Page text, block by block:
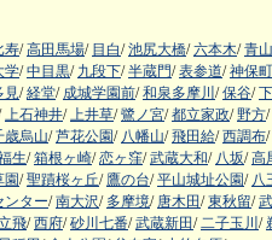
寿/ 高田馬場/ 目白/ 池尻大橋/ 六本木/ 青
学/ 中目黒/ 九段下/ 半蔵門/ 表参道/ 神保町
見/ 経堂/ 成城学園前/ 和泉多摩川 / 保谷/
上石神井/ 上井草/ 鷺ノ宮/ 都立家政/ 野方/
歳烏山/ 芦花公園/ 八幡山/ 飛田給/ 西調布/
生/ 箱根ヶ崎/ 恋ヶ窪/ 武蔵大和/ 八坂/ 高
園/ 聖蹟桜ヶ丘/ 鷹の台/ 平山城址公園/ 八
ンター/ 南大沢/ 多摩境/ 唐木田/ 東秋留/
飛/ 西府/ 砂川七番/ 武蔵新田/ 二子玉川 /